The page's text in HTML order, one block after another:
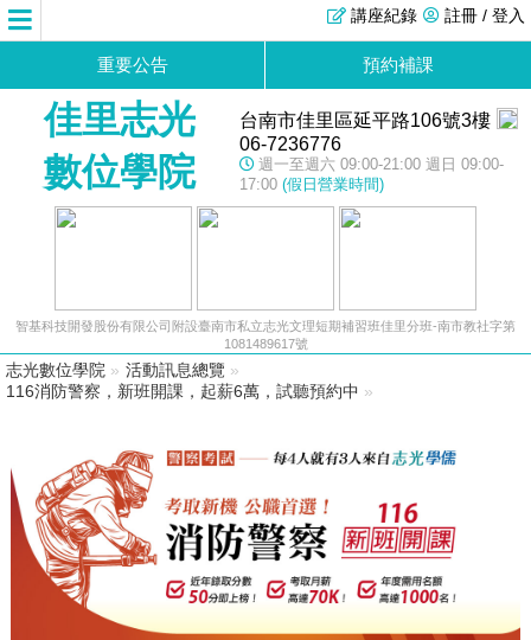
註冊 / 登入
講座紀錄
重要公告 預約補課
佳里志光
數位學院
台南市佳里區延平路106號3樓
06-7236776
週一至週六 09:00-21:00 週日 09:00-
17:00 (假日營業時間)
智基科技開發股份有限公司附設臺南市私立志光文理短期補習班佳里分班-南市教社字第
1081489617號
志光數位學院 » 活動訊息總覽 »
116消防警察，新班開課，起薪6萬，試聽預約中 »